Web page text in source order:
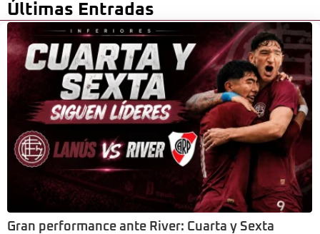
Últimas Entradas
Gran performance ante River: Cuarta y Sexta